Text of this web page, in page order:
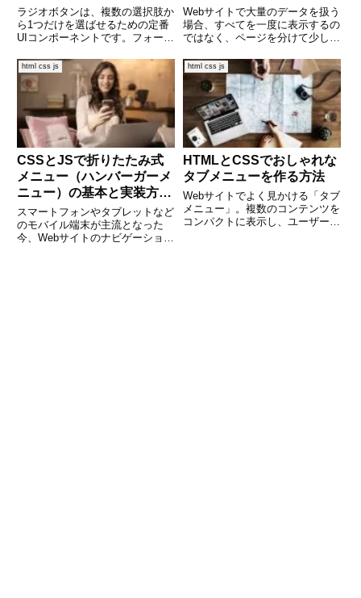
ラジオボタンは、複数の選択肢か
ら1つだけを選ばせるための定番
UIコンポーネントです。フォーム
く、ユーザーにとっても直感的に
使いやすい要素です。しかし、見
た目のカスタマイズやJavaScript
との連携方法について
の実装方法
Webサイトで大量のデータを扱う
場合、すべてを一度に表示するの
ではなく、ページを分けて少しず
ージ送り）」が重要になります。
ブログ記事一覧、検索結果一覧、
商品一覧など、実に多くのWebサ
ービスで使われています。本
html css js
CSSとJSで折りたたみ式
メニュー（ハンバーガーメ
ニュー）の基本と実装方法
を徹底解説！
スマートフォンやタブレットなど
のモバイル端末が主流となった
今、Webサイトのナビゲーション
html css js
HTMLとCSSでおしゃれな
タブメニューを作る方法
Webサイトでよく見かける「タブ
メニュー」。複数のコンテンツを
コンパクトに表示し、ユーザーの